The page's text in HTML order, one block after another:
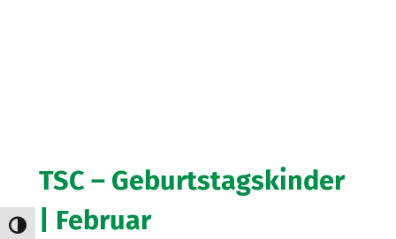
Umschalten auf hohe Kontraste
TSC – Geburtstagskinder
| Februar